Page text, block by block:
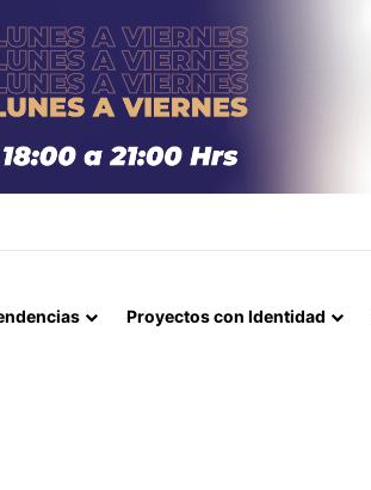
EN LA MINA DULCINEA
Proyectos con Identidad